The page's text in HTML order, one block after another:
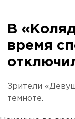
В
время
Зрители
темноте.